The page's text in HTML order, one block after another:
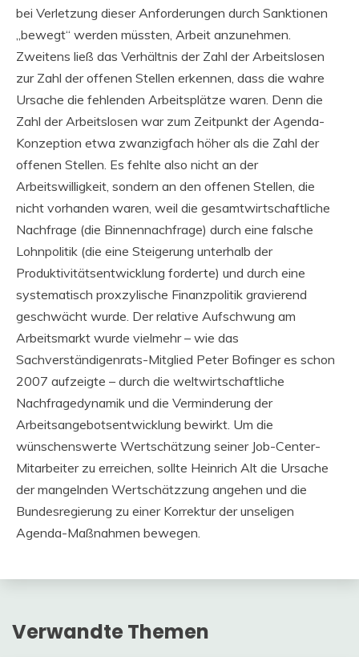
bei Verletzung dieser Anforderungen durch Sanktionen
„bewegt“ werden müssten, Arbeit anzunehmen.
Zweitens ließ das Verhältnis der Zahl der Arbeitslosen
zur Zahl der offenen Stellen erkennen, dass die wahre
Ursache die fehlenden Arbeitsplätze waren. Denn die
Zahl der Arbeitslosen war zum Zeitpunkt der Agenda-
Konzeption etwa zwanzigfach höher als die Zahl der
offenen Stellen. Es fehlte also nicht an der
Arbeitswilligkeit, sondern an den offenen Stellen, die
nicht vorhanden waren, weil die gesamtwirtschaftliche
Nachfrage (die Binnennachfrage) durch eine falsche
Lohnpolitik (die eine Steigerung unterhalb der
Produktivitätsentwicklung forderte) und durch eine
systematisch proxzylische Finanzpolitik gravierend
geschwächt wurde. Der relative Aufschwung am
Arbeitsmarkt wurde vielmehr – wie das
Sachverständigenrats-Mitglied Peter Bofinger es schon
2007 aufzeigte – durch die weltwirtschaftliche
Nachfragedynamik und die Verminderung der
Arbeitsangebotsentwicklung bewirkt. Um die
wünschenswerte Wertschätzung seiner Job-Center-
Mitarbeiter zu erreichen, sollte Heinrich Alt die Ursache
der mangelnden Wertschätzzung angehen und die
Bundesregierung zu einer Korrektur der unseligen
Agenda-Maßnahmen bewegen.
Verwandte Themen